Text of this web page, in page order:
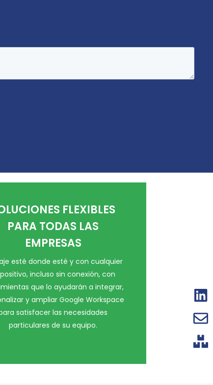
FLEXIBLES
PARA TODAS LAS
EMPRESAS
esté donde esté y con cualquier
incluso sin conexión, con
que lo ayudarán a integrar,
y ampliar Google Workspace
satisfacer las necesidades
particulares de su equipo.